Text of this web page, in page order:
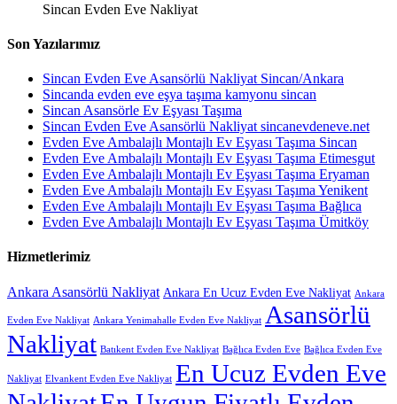
Sincan Evden Eve Nakliyat
Son Yazılarımız
Sincan Evden Eve Asansörlü Nakliyat Sincan/Ankara
Sincanda evden eve eşya taşıma kamyonu sincan
Sincan Asansörle Ev Eşyası Taşıma
Sincan Evden Eve Asansörlü Nakliyat sincanevdeneve.net
Evden Eve Ambalajlı Montajlı Ev Eşyası Taşıma Sincan
Evden Eve Ambalajlı Montajlı Ev Eşyası Taşıma Etimesgut
Evden Eve Ambalajlı Montajlı Ev Eşyası Taşıma Eryaman
Evden Eve Ambalajlı Montajlı Ev Eşyası Taşıma Yenikent
Evden Eve Ambalajlı Montajlı Ev Eşyası Taşıma Bağlıca
Evden Eve Ambalajlı Montajlı Ev Eşyası Taşıma Ümitköy
Hizmetlerimiz
Ankara Asansörlü Nakliyat Ankara En Ucuz Evden Eve Nakliyat Ankara
Evden Eve Nakliyat Ankara Yenimahalle Evden Eve Nakliyat Asansörlü
Nakliyat Batıkent Evden Eve Nakliyat Bağlıca Evden Eve Bağlıca Evden Eve
Nakliyat Elvankent Evden Eve Nakliyat En Ucuz Evden Eve